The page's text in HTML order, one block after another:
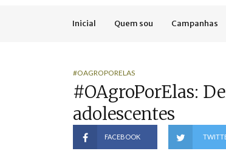
Inicial Quem sou Campanhas
#OAGROPORELAS
#OAgroPorElas:
adolescentes
FACEBOOK